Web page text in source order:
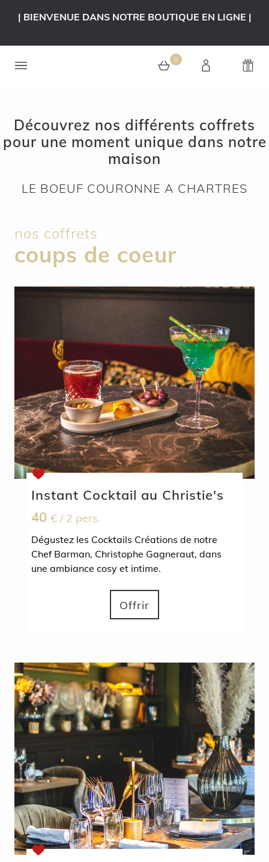
| BIENVENUE DANS NOTRE BOUTIQUE EN LIGNE |
0
Découvrez nos différents coffrets
pour une moment unique dans notre
maison
LE BOEUF COURONNE A CHARTRES
nos coffrets
coups de coeur
Instant Cocktail au Christie's
40 € / 2 pers.
Dégustez les Cocktails Créations de notre
Chef Barman, Christophe Gagneraut, dans
une ambiance cosy et intime.
Offrir